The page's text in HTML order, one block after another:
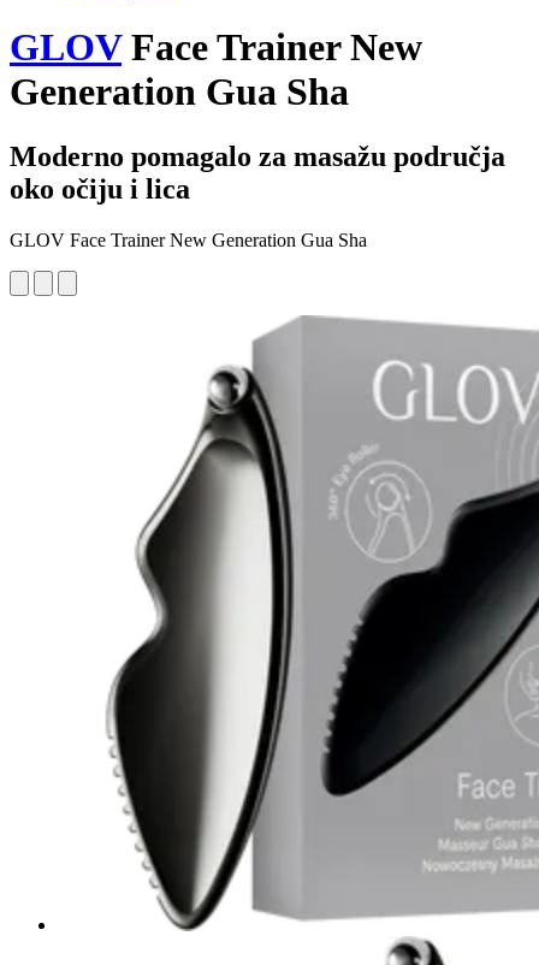
GLOVFace Trainer New
Generation Gua Sha
Moderno pomagalo za masažu područja
oko očiju i lica
GLOV Face Trainer New Generation Gua Sha